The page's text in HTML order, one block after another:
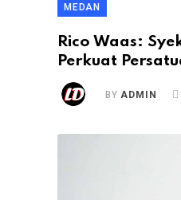
MEDAN
Rico Waas:
Perkuat
BYADMIN